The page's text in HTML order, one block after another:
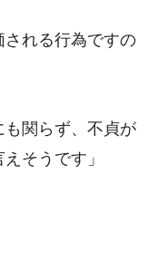
れる行為ですの
関らず、不貞が
そうです」